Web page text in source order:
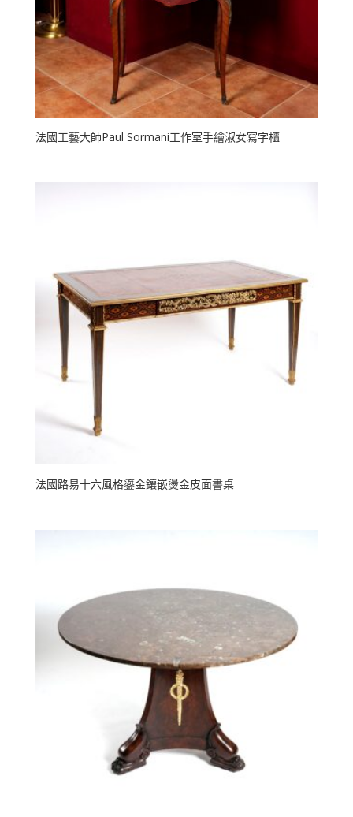
法國工藝大師Paul Sormani工作室手繪淑女寫字櫃
法國路易十六風格鎏金鑲嵌燙金皮面書桌